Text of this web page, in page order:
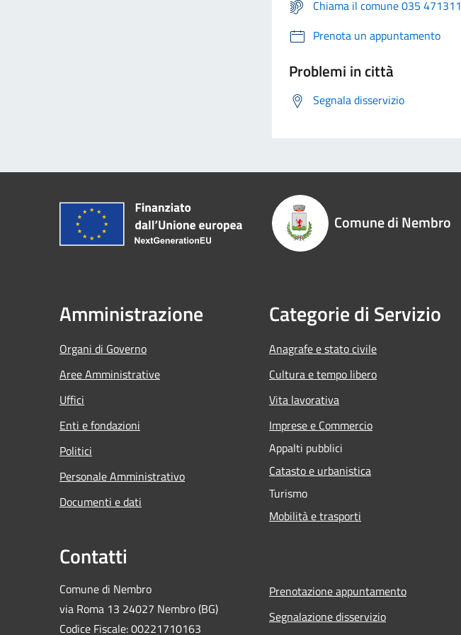
Chiama il comune 035 471311
Prenota un appuntamento
Problemi in città
Segnala disservizio
Comune di Nembro
Amministrazione
Organi di Governo
Aree Amministrative
Uffici
Enti e fondazioni
Politici
Personale Amministrativo
Documenti e dati
Categorie di Servizio
Anagrafe e stato civile
Cultura e tempo libero
Vita lavorativa
Imprese e Commercio
Appalti pubblici
Catasto e urbanistica
Turismo
Mobilità e trasporti
Contatti
Comune di Nembro
via Roma 13 24027 Nembro (BG)
Codice Fiscale: 00221710163
Prenotazione appuntamento
Segnalazione disservizio